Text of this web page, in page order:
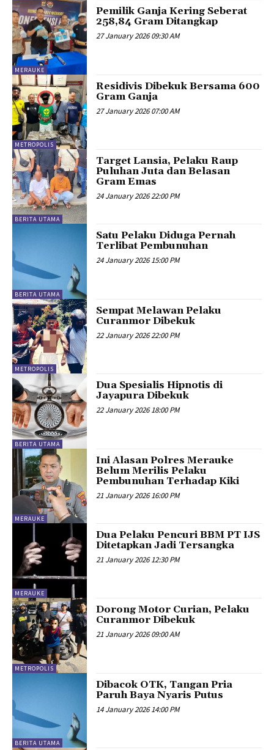
MERAUKE
Pemilik Ganja Kering Seberat
258,84 Gram Ditangkap
27 January 2026 09:30 AM
METROPOLIS
Residivis Dibekuk Bersama 600
Gram Ganja
27 January 2026 07:00 AM
BERITA UTAMA
Target Lansia, Pelaku Raup
Puluhan Juta dan Belasan
Gram Emas
24 January 2026 22:00 PM
BERITA UTAMA
Satu Pelaku Diduga Pernah
Terlibat Pembunuhan
24 January 2026 15:00 PM
METROPOLIS
Sempat Melawan Pelaku
Curanmor Dibekuk
22 January 2026 22:00 PM
BERITA UTAMA
Dua Spesialis Hipnotis di
Jayapura Dibekuk
22 January 2026 18:00 PM
MERAUKE
Ini Alasan Polres Merauke
Belum Merilis Pelaku
Pembunuhan Terhadap Kiki
21 January 2026 16:00 PM
MERAUKE
Dua Pelaku Pencuri BBM PT IJS
Ditetapkan Jadi Tersangka
21 January 2026 12:30 PM
METROPOLIS
Dorong Motor Curian, Pelaku
Curanmor Dibekuk
21 January 2026 09:00 AM
BERITA UTAMA
Dibacok OTK, Tangan Pria
Paruh Baya Nyaris Putus
14 January 2026 14:00 PM